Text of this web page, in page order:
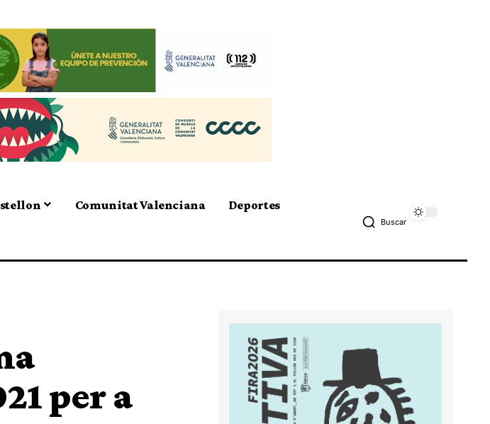
Comunitat Valenciana Deportes
Buscar
per a